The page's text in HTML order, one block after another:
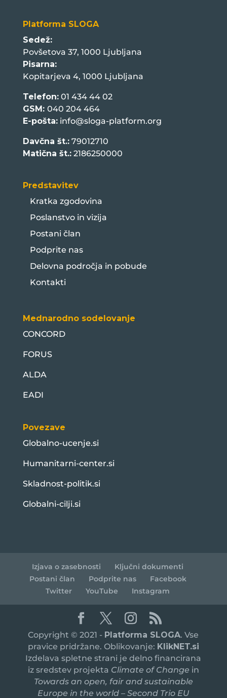
Platforma SLOGA
Sedež:
Povšetova 37, 1000 Ljubljana
Pisarna:
Kopitarjeva 4, 1000 Ljubljana
Telefon:01 434 44 02
GSM: 040 204 464
E-pošta: info@sloga-platform.org
Davčna št.:79012710
Matična št.:2186250000
Predstavitev
Kratka zgodovina
Poslanstvo in vizija
Postani član
Podprite nas
Delovna področja in pobude
Kontakti
Mednarodno sodelovanje
CONCORD
FORUS
ALDA
EADI
Povezave
Globalno-ucenje.si
Humanitarni-center.si
Skladnost-politik.si
Globalni-cilji.si
Izjava o zasebnosti
Ključni dokumenti
Postani član
Podprite nas
Facebook
Twitter
YouTube Instagram
Copyright © 2021 - Platforma SLOGA. Vse
pravice pridržane. Oblikovanje: KlikNET.si
Izdelava spletne strani je delno financirana
iz sredstev projekta Climate of Change in
Towards an open, fair and sustainable
Europe in the world – Second Trio EU